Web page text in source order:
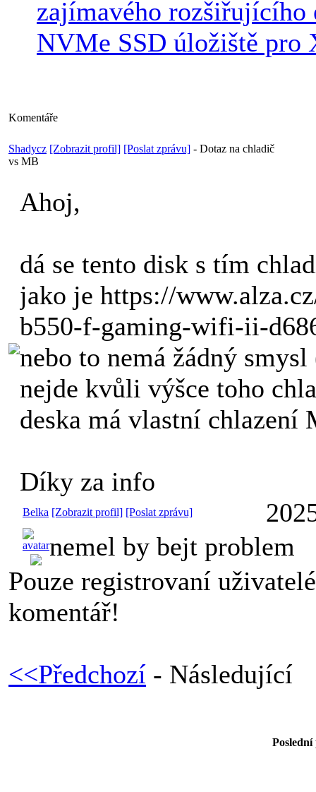
zajímavého rozšiřujícího
NVMe SSD úložiště pro
Komentáře
Shadycz [Zobrazit profil] [Poslat zprávu] - Dotaz na chladič
vs MB
Ahoj,
dá se tento disk s tím
jako je https://
b550-f-gaming-wifi-ii-
nebo to nemá žádný
nejde kvůli výšce toho
deska má vlastní chlazení
Díky za info
Belka [Zobrazit profil] [Poslat zprávu]
nemel by bejt problem
Pouze registrovaní
komentář!
<<Předchozí - Následující